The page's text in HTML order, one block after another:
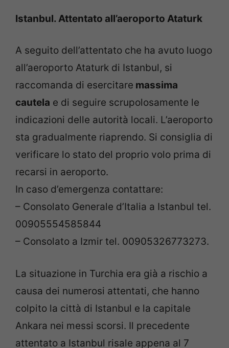
Istanbul. Attentato all’aeroporto Ataturk
A seguito dell’attentato che ha avuto luogo
all’aeroporto Ataturk di Istanbul, si
raccomanda di esercitare massima
cautela e di seguire scrupolosamente le
indicazioni delle autorità locali. L’aeroporto
sta gradualmente riaprendo. Si consiglia di
verificare lo stato del proprio volo prima di
recarsi in aeroporto.
In caso d’emergenza contattare:
– Consolato Generale d’Italia a Istanbul tel.
00905554585844
– Consolato a Izmir tel. 00905326773273.
La situazione in Turchia era già a rischio a
causa dei numerosi attentati, che hanno
colpito la città di Istanbul e la capitale
Ankara nei messi scorsi. Il precedente
attentato a Istanbul risale appena al 7